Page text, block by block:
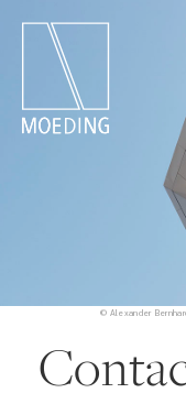
© Alexander